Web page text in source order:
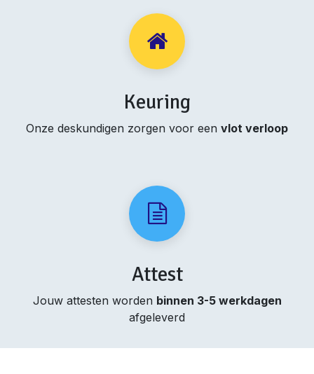
Keuring
Onze deskundigen zorgen voor een vlot verloop
Attest
Jouw attesten worden binnen 3-5 werkdagen
afgeleverd